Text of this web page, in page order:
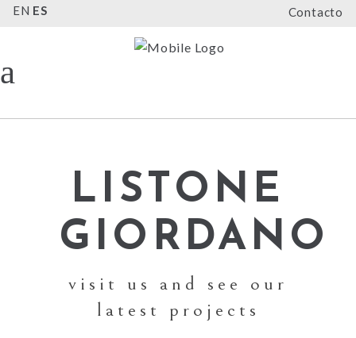
EN ES Contacto
LISTONE
GIORDANO
visit us and see our
latest projects